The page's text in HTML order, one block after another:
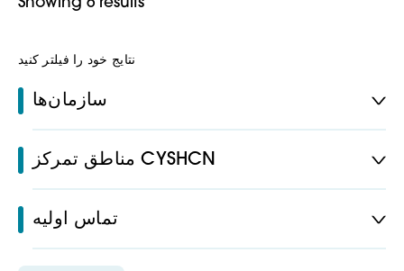
نتایج خود را فیلتر کنید
سازمان‌ها
مناطق تمرکز CYSHCN
تماس اولیه